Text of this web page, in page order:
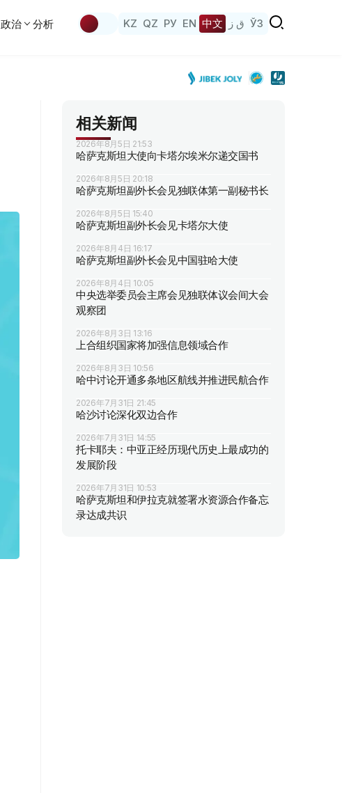
政治 分析 KZ QZ РУ EN 中文 ق ز ЎЗ
相关新闻
2026年8月5日 21:53
哈萨克斯坦大使向卡塔尔埃米尔递交国书
2026年8月5日 20:18
哈萨克斯坦副外长会见独联体第一副秘书长
2026年8月5日 15:40
哈萨克斯坦副外长会见卡塔尔大使
2026年8月4日 16:17
哈萨克斯坦副外长会见中国驻哈大使
2026年8月4日 10:05
中央选举委员会主席会见独联体议会间大会
观察团
2026年8月3日 13:16
上合组织国家将加强信息领域合作
2026年8月3日 10:56
哈中讨论开通多条地区航线并推进民航合作
2026年7月31日 21:45
哈沙讨论深化双边合作
2026年7月31日 14:55
托卡耶夫：中亚正经历现代历史上最成功的
发展阶段
2026年7月31日 10:53
哈萨克斯坦和伊拉克就签署水资源合作备忘
录达成共识